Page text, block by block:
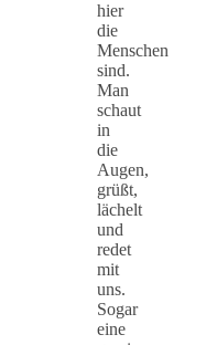
hier
die
Menschen
sind.
Man
schaut
in
die
Augen,
grüßt,
lächelt
und
redet
mit
uns.
Sogar
eine